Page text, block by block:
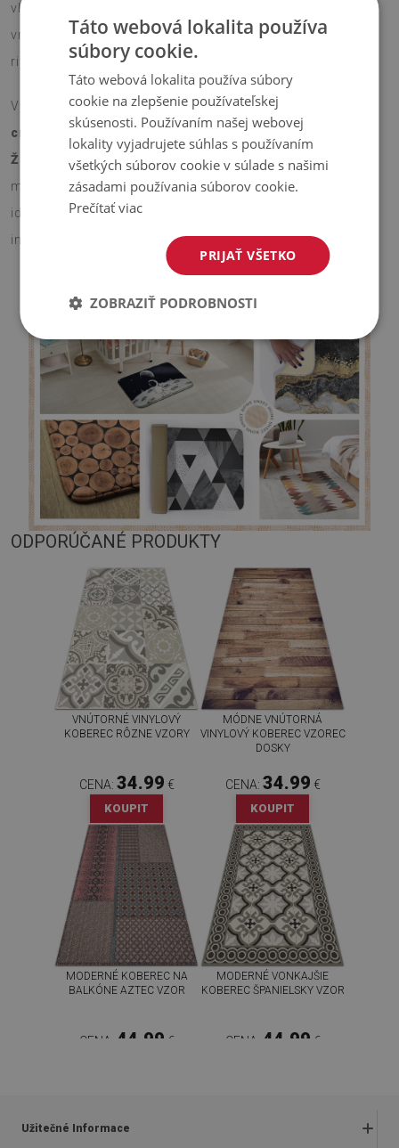
vlas je príjemný na dotyk a protišmyková silikónová
vrstva na spodnej strane zaručí bezpečné použitie bez
rizika pošmyknutia.
Vyberte si veľkosť, ktorá vám najlepšie vyhovuje –
cm alebo 90x60 cm
– a nechajte tento
koberček s
Žeriavy na látke
rozžiariť váš priestor. Vďaka
modernému dizajnu a dekoratívnemu vzoru je koberec
ideálnym spôsobom, ako jednoducho a efektívne oživiť
interiér.
ODPORÚČANÉ PRODUKTY
VNÚTORNÉ VINYLOVÝ
KOBEREC RÔZNE VZORY
CENA: 34.99 €
KOUPIT
MÓDNE VNÚTORNÁ
VINYLOVÝ KOBEREC VZOREC
DOSKY
CENA: 34.99 €
KOUPIT
MODERNÉ KOBEREC NA
BALKÓNE AZTEC VZOR
CENA: 44.99 €
MODERNÉ VONKAJŠIE
KOBEREC ŠPANIELSKY VZOR
CENA: 44.99 €
Užitečné Informace
Táto webová lokalita používa
súbory cookie.
Táto webová lokalita používa súbory
cookie na zlepšenie používateľskej
skúsenosti. Používaním našej webovej
lokality vyjadrujete súhlas s používaním
všetkých súborov cookie v súlade s našimi
zásadami používania súborov cookie.
Prečítať viac
PRIJAŤ VŠETKO
ZOBRAZIŤ PODROBNOSTI